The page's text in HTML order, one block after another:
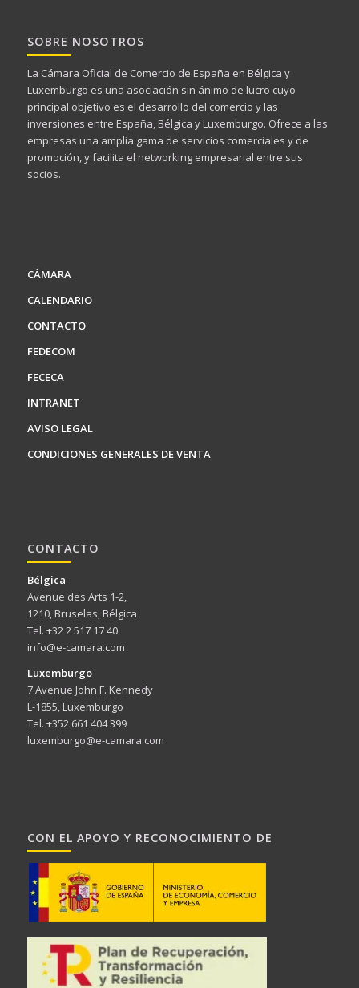
SOBRE NOSOTROS
La Cámara Oficial de Comercio de España en Bélgica y
Luxemburgo es una asociación sin ánimo de lucro cuyo
principal objetivo es el desarrollo del comercio y las
inversiones entre España, Bélgica y Luxemburgo. Ofrece a las
empresas una amplia gama de servicios comerciales y de
promoción, y facilita el networking empresarial entre sus
socios.
CÁMARA
CALENDARIO
CONTACTO
FEDECOM
FECECA
INTRANET
AVISO LEGAL
CONDICIONES GENERALES DE VENTA
CONTACTO
Bélgica
Avenue des Arts 1-2,
1210, Bruselas, Bélgica
Tel. +32 2 517 17 40
info@e-camara.com
Luxemburgo
7 Avenue John F. Kennedy
L-1855, Luxemburgo
Tel. +352 661 404 399
luxemburgo@e-camara.com
CON EL APOYO Y RECONOCIMIENTO DE